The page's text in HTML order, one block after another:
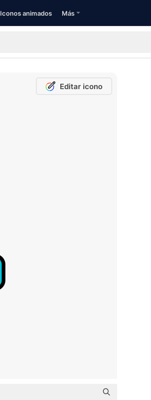
Iconos animados Más
Editar icono